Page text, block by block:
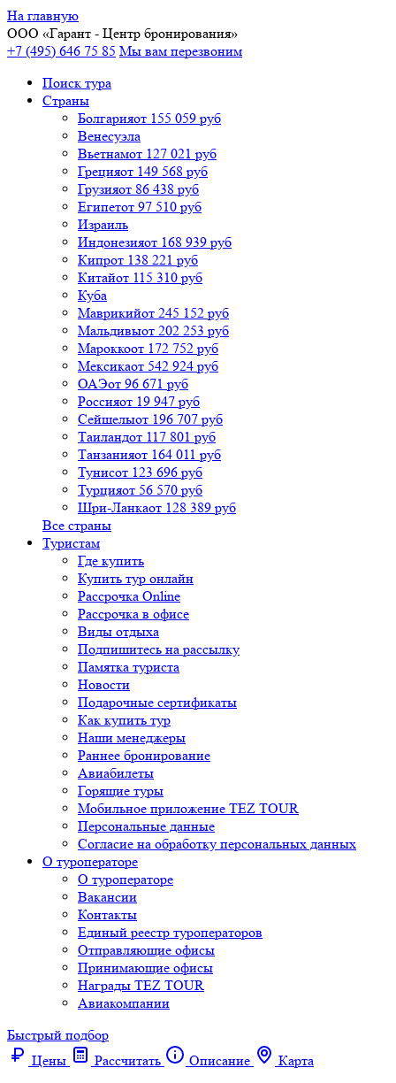
На главную
ООО «Гарант - Центр бронирования»
+7 (495) 646 75 85 Мы вам перезвоним
Поиск тура
Cтраны
Болгарияот 155 059 руб
Венесуэла
Вьетнамот 127 021 руб
Грецияот 149 568 руб
Грузияот 86 438 руб
Египетот 97 510 руб
Израиль
Индонезияот 168 939 руб
Кипрот 138 221 руб
Китайот 115 310 руб
Куба
Маврикийот 245 152 руб
Мальдивыот 202 253 руб
Мароккоот 172 752 руб
Мексикаот 542 924 руб
ОАЭот 96 671 руб
Россияот 19 947 руб
Сейшелыот 196 707 руб
Таиландот 117 801 руб
Танзанияот 164 011 руб
Тунисот 123 696 руб
Турцияот 56 570 руб
Шри-Ланкаот 128 389 руб
Все страны
Туристам
Где купить
Купить тур онлайн
Рассрочка Online
Рассрочка в офисе
Виды отдыха
Подпишитесь на рассылку
Памятка туриста
Новости
Подарочные сертификаты
Как купить тур
Наши менеджеры
Раннее бронирование
Авиабилеты
Горящие туры
Мобильное приложение TEZ TOUR
Персональные данные
Согласие на обработку персональных данных
О туроператоре
О туроператоре
Вакансии
Контакты
Единый реестр туроператоров
Отправляющие офисы
Принимающие офисы
Награды TEZ TOUR
Авиакомпании
Быстрый подбор
Цены
Рассчитать Описание
Карта